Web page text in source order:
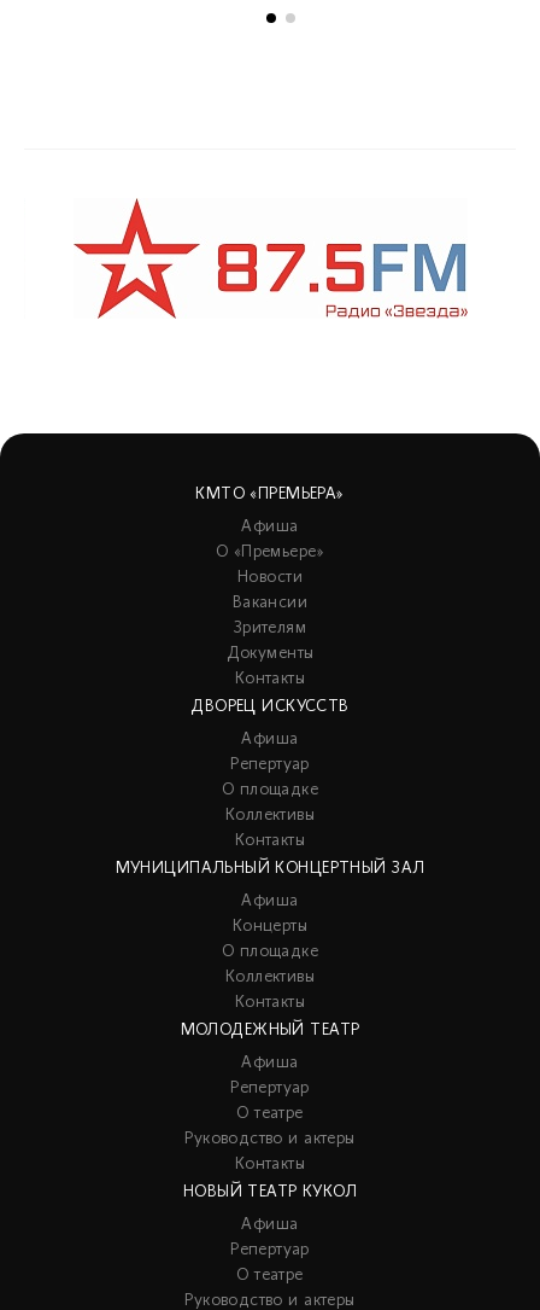
КМТО «ПРЕМЬЕРА»
Афиша
О «Премьере»
Новости
Вакансии
Зрителям
Документы
Контакты
ДВОРЕЦ ИСКУССТВ
Афиша
Репертуар
О площадке
Коллективы
Контакты
МУНИЦИПАЛЬНЫЙ КОНЦЕРТНЫЙ ЗАЛ
Афиша
Концерты
О площадке
Коллективы
Контакты
МОЛОДЕЖНЫЙ ТЕАТР
Афиша
Репертуар
О театре
Руководство и актеры
Контакты
НОВЫЙ ТЕАТР КУКОЛ
Афиша
Репертуар
О театре
Руководство и актеры